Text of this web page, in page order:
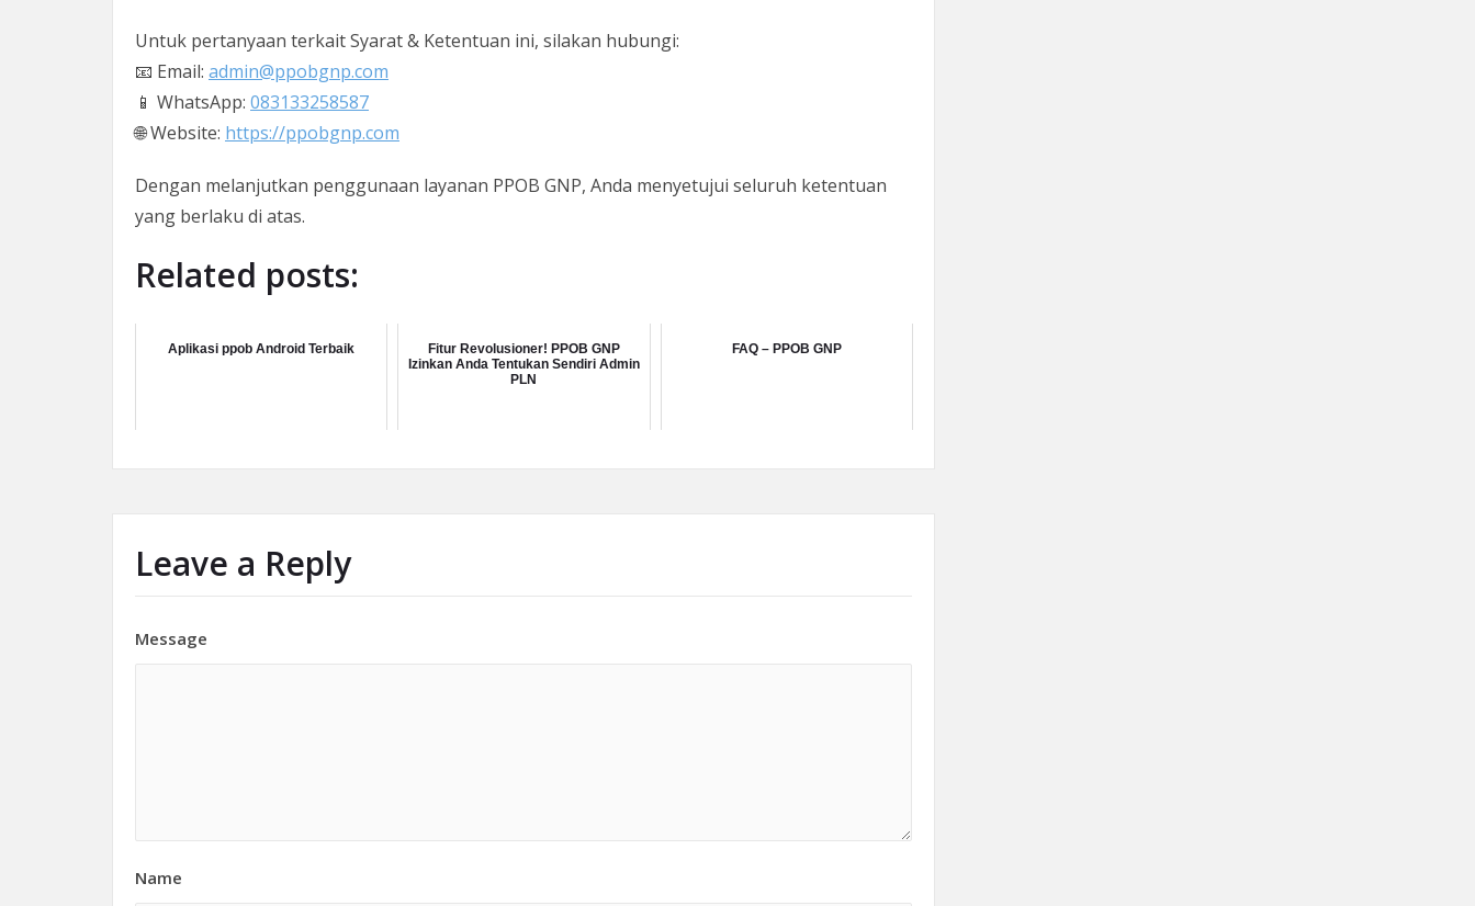
Untuk pertanyaan terkait Syarat & Ketentuan ini, silakan hubungi:
📧 Email: admin@ppobgnp.com
📱 WhatsApp: 083133258587
🌐 Website: https://ppobgnp.com
Dengan melanjutkan penggunaan layanan PPOB GNP, Anda menyetujui seluruh ketentuan
yang berlaku di atas.
Related posts:
Aplikasi ppob Android Terbaik
Fitur Revolusioner! PPOB GNP
Izinkan Anda Tentukan Sendiri Admin
PLN
FAQ – PPOB GNP
Leave a Reply
Message
Name